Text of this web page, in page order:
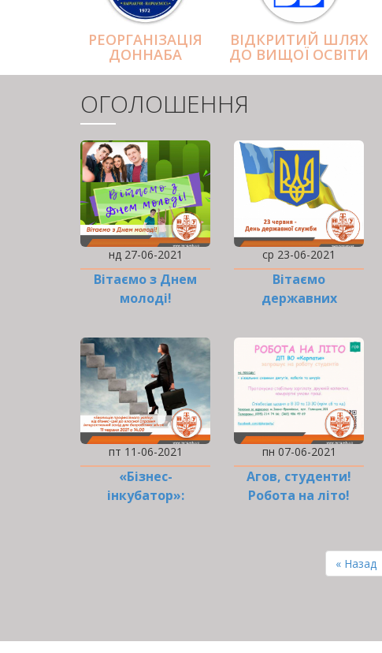
РЕОРГАНІЗАЦІЯ
ДОННАБА
ВІДКРИТИЙ ШЛЯХ
ДО ВИЩОЇ ОСВІТИ
ОГОЛОШЕННЯ
нд 27-06-2021
Вітаємо з Днем
молоді!
ср 23-06-2021
Вітаємо
державних
пт 11-06-2021
«Бізнес-
інкубатор»:
пн 07-06-2021
Агов, студенти!
Робота на літо!
Перша
сторінка
« Назад